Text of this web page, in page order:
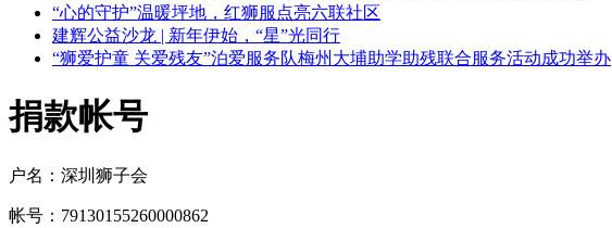
“心的守护”温暖坪地，红狮服点亮六联社区
建辉公益沙龙 | 新年伊始，“星”光同行
“狮爱护童 关爱残友”泊爱服务队梅州大埔助学助残联合服务活动成功举办
捐款帐号
户名：深圳狮子会
帐号：79130155260000862